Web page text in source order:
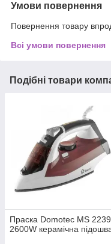
Умови повернення
Повернення товару
Всі умови повернення
Подібні товари
Праска Domotec MS 2239
2600W керамічна